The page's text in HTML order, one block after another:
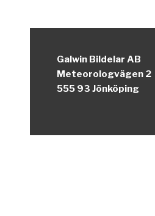
Galwin Bildelar AB
Meteorologvägen 2
555 93 Jönköping